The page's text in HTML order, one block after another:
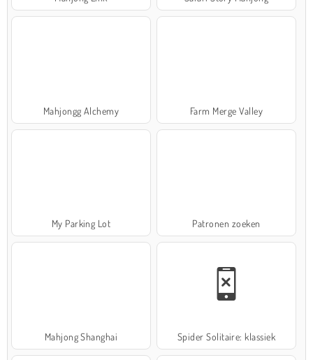
Mahjongg Alchemy Farm Merge Valley
My Parking Lot Patronen zoeken
Mahjong Shanghai Spider Solitaire: klassiek